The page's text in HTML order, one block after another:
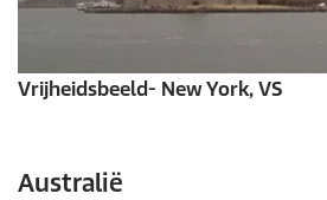
Vrijheidsbeeld- New York, VS
Australië